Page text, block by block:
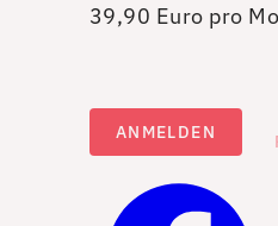
39,90 Euro pro
ANMELDEN